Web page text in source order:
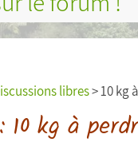
poids, tour de taille,
tour de taille,
libres> 10 kg
10 kg à